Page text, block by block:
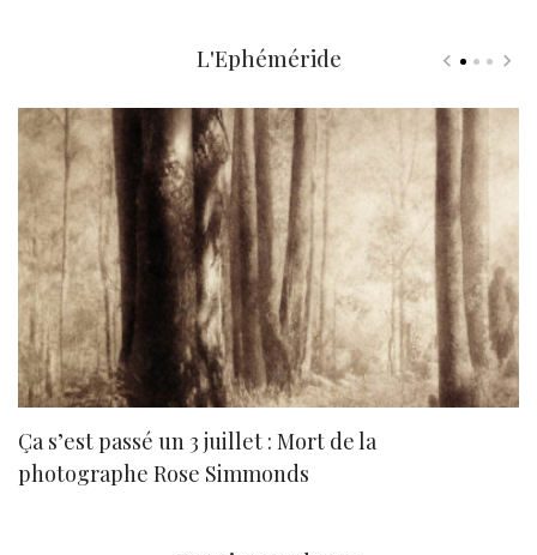
L'Ephéméride
Ça s’est passé un 3 juillet : Mort de la
photographe Rose Simmonds